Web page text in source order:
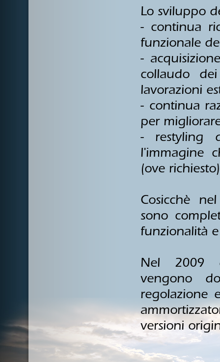
Lo sviluppo
- continua
funzionale
-
collaudo
lavorazioni
- continua
per
- restyling
l'immagine
(ove
Cosicchè
sono
funzionalità
Nel 2009
vengono
regolazione
versioni